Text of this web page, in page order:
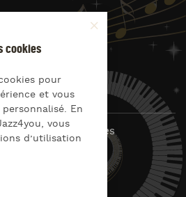
Tous droits réservés
cookies
pour
et vous
En
vous
d’utilisation